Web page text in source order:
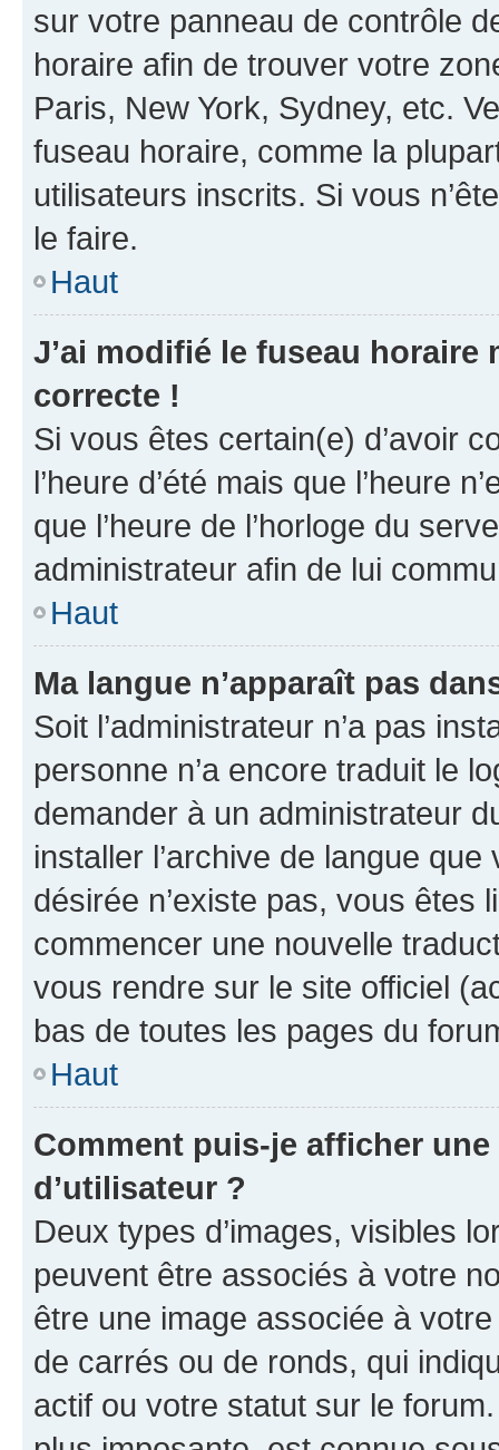
sur votre panneau de contrôle
horaire afin de trouver votre
Paris, New York, Sydney, etc.
fuseau horaire, comme la
utilisateurs inscrits. Si vous
le faire.
Haut
J’ai modifié le fuseau horaire
correcte !
Si vous êtes certain(e) d’avoir
l’heure d’été mais que l’heure
que l’heure de l’horloge du
administrateur afin de lui
Haut
Ma langue n’apparaît pas
Soit l’administrateur n’a pas
personne n’a encore traduit le
demander à un administrateur
installer l’archive de langue
désirée n’existe pas, vous êtes
commencer une nouvelle
vous rendre sur le site officiel
bas de toutes les pages du
Haut
Comment puis-je afficher
d’utilisateur ?
Deux types d’images, visibles
peuvent être associés à votre
être une image associée à
de carrés ou de ronds, qui
actif ou votre statut sur le